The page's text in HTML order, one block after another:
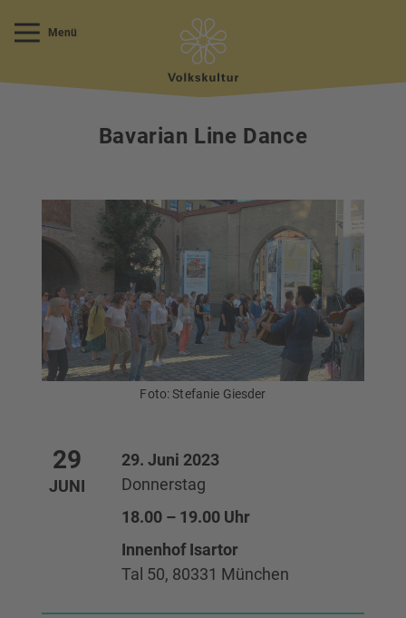
Menü
Bavarian Line Dance
Foto: Stefanie Giesder
29
JUNI
29. Juni 2023
Donnerstag
18.00 – 19.00 Uhr
Innenhof Isartor
Tal 50, 80331 München